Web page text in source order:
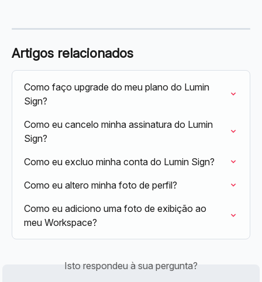
Artigos relacionados
Como faço upgrade do meu plano do Lumin
Sign?
Como eu cancelo minha assinatura do Lumin
Sign?
Como eu excluo minha conta do Lumin Sign?
Como eu altero minha foto de perfil?
Como eu adiciono uma foto de exibição ao
meu Workspace?
Isto respondeu à sua pergunta?